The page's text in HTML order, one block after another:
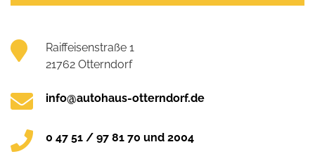
Raiffeisenstraße 1
21762 Otterndorf
info@autohaus-otterndorf.de
0 47 51 / 97 81 70 und 2004